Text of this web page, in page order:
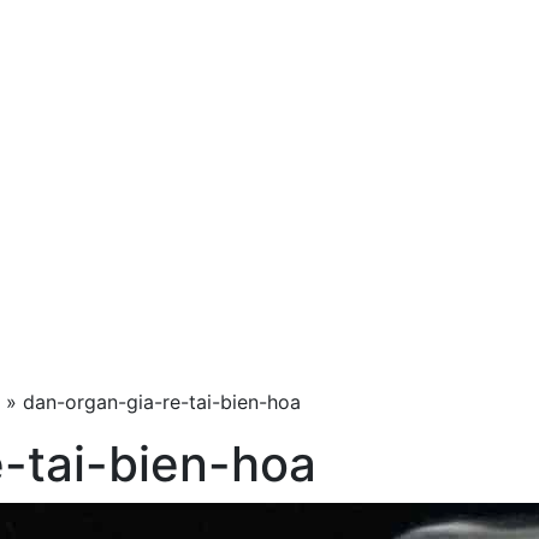
» dan-organ-gia-re-tai-bien-hoa
tai-bien-hoa